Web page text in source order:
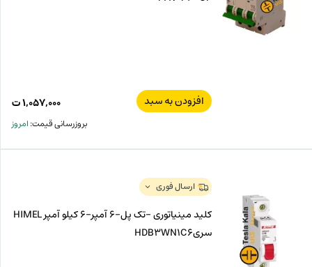
افزودن به سبد ۱,۰۵۷,۰۰۰ت
بروزرسانی قیمت:امروز
ارسال فوری
کلید مینیاتوری -تک پل-6 آمپر-6 کیلو آمپر HIMEL
سریHDB3WN1C6